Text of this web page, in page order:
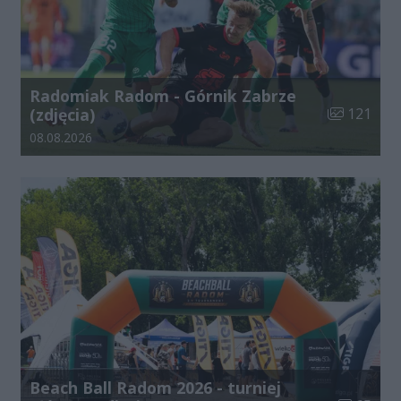
Radomiak Radom - Górnik Zabrze
(zdjęcia)
Liczba
121
Data dodania galerii:
08.08.2026
Beach Ball Radom 2026 - turniej